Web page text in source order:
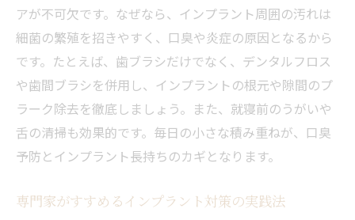
アが不可欠です。なぜなら、インプラント周囲の汚れは
細菌の繁殖を招きやすく、口臭や炎症の原因となるから
です。たとえば、歯ブラシだけでなく、デンタルフロス
や歯間ブラシを併用し、インプラントの根元や隙間のプ
ラーク除去を徹底しましょう。また、就寝前のうがいや
舌の清掃も効果的です。毎日の小さな積み重ねが、口臭
予防とインプラント長持ちのカギとなります。
専門家がすすめるインプラント対策の実践法